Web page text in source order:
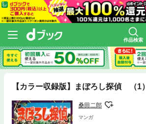
作品検索
【カラー収録版】まぼろし探偵 （1）
桑田二郎
マンガ